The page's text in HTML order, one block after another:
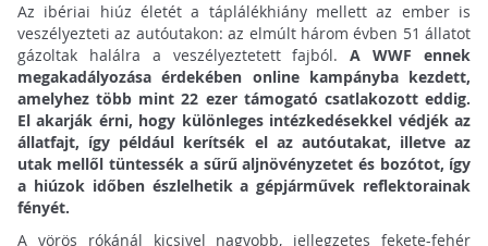
Az ibériai hiúz életét a táplálékhiány mellett az ember is
veszélyezteti az autóutakon: az elmúlt három évben 51 állatot
gázoltak halálra a veszélyeztetett fajból. A WWF ennek
megakadályozása érdekében online kampányba kezdett,
amelyhez több mint 22 ezer támogató csatlakozott eddig.
El akarják érni, hogy különleges intézkedésekkel védjék az
állatfajt, így például kerítsék el az autóutakat, illetve az
utak mellől tüntessék a sűrű aljnövényzetet és bozótot, így
a hiúzok időben észlelhetik a gépjárművek reflektorainak
fényét.
A vörös rókánál kicsivel nagyobb, jellegzetes fekete-fehér